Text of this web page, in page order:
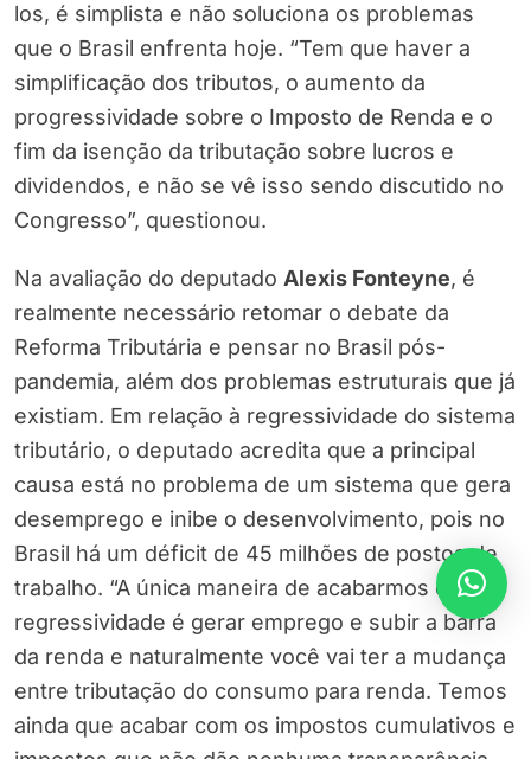
los, é simplista e não soluciona os problemas
que o Brasil enfrenta hoje. “Tem que haver a
simplificação dos tributos, o aumento da
progressividade sobre o Imposto de Renda e o
fim da isenção da tributação sobre lucros e
dividendos, e não se vê isso sendo discutido no
Congresso”, questionou.
Na avaliação do deputado Alexis Fonteyne, é
realmente necessário retomar o debate da
Reforma Tributária e pensar no Brasil pós-
pandemia, além dos problemas estruturais que já
existiam. Em relação à regressividade do sistema
tributário, o deputado acredita que a principal
causa está no problema de um sistema que gera
desemprego e inibe o desenvolvimento, pois no
Brasil há um déficit de 45 milhões de postos de
trabalho. “A única maneira de acabarmos com a
regressividade é gerar emprego e subir a barra
da renda e naturalmente você vai ter a mudança
entre tributação do consumo para renda. Temos
ainda que acabar com os impostos cumulativos e